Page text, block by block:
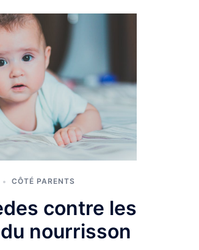
CÔTÉ PARENTS
contre les
nourrisson